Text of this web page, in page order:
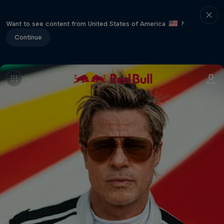
Want to see content from United States of America
?
Continue